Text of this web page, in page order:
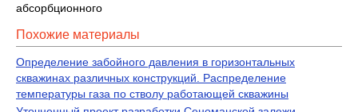
абсорбционного
Похожие материалы
Определение забойного давления в горизонтальных
скважинах различных конструкций. Распределение
температуры газа по стволу работающей скважины